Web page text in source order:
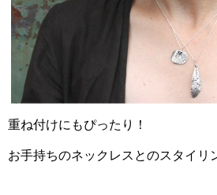
重ね付けにもぴったり！
お手持ちのネックレスとのスタイ